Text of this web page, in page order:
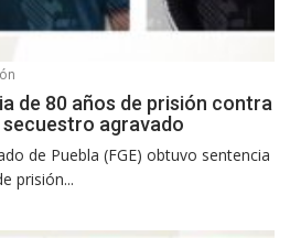
de 80 años de prisión contra
agravado
de Puebla (FGE) obtuvo sentencia
prisión...